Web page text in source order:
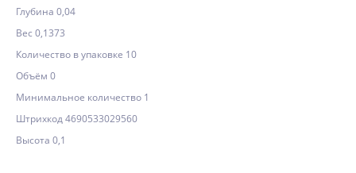
Глубина 0,04
Вес 0,1373
Количество в упаковке 10
Объём 0
Минимальное количество 1
Штрихкод 4690533029560
Высота 0,1